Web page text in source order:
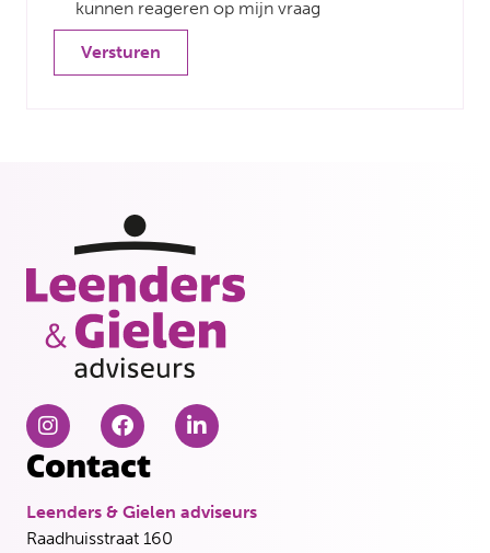
kunnen reageren op mijn vraag
Versturen
Contact
Leenders & Gielen adviseurs
Raadhuisstraat 160